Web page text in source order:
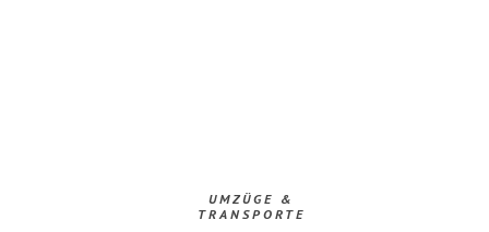
UMZÜGE &
TRANSPORTE